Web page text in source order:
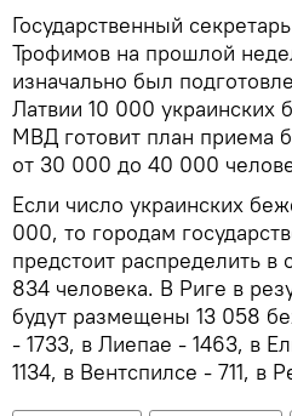
Государственный
Трофимов на прошлой
изначально был
Латвии 10 000 украинских
МВД готовит план приема
от 30 000 до 40 000
Если число украинских
000, то городам
предстоит распределить
834 человека. В Риге в
будут размещены 13 058
- 1733, в Лиепае - 1463, в
1134, в Вентспилсе - 711, в